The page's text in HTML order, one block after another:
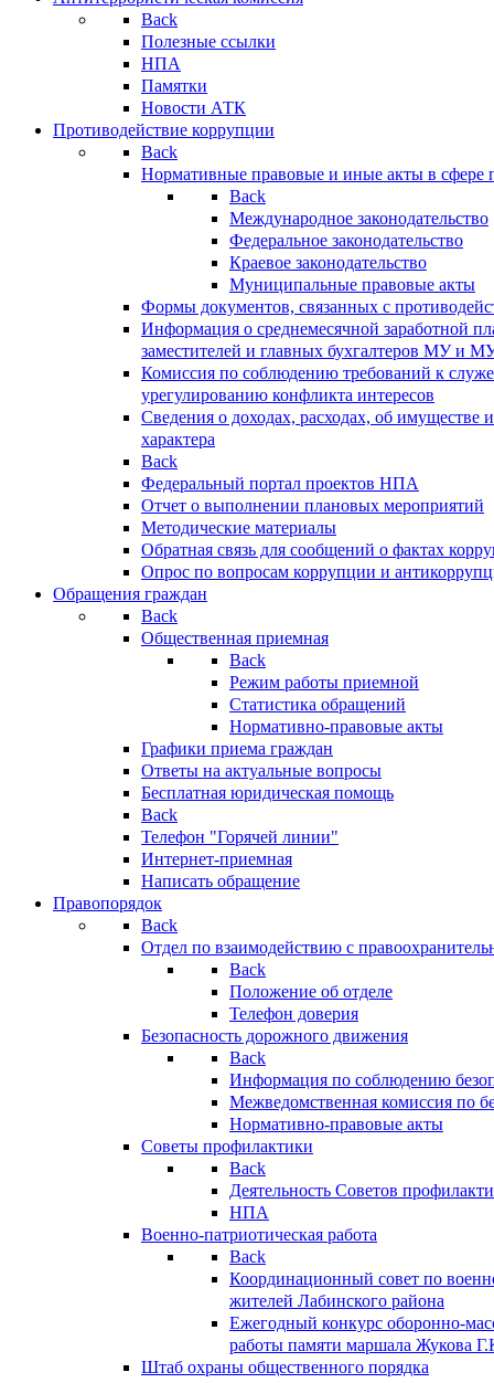
Back
Полезные ссылки
НПА
Памятки
Новости АТК
Противодействие коррупции
Back
Нормативные правовые и иные акты в сфере
Back
Международное законодательство
Федеральное законодательство
Краевое законодательство
Муниципальные правовые акты
Формы документов, связанных с
Информация о среднемесячной заработной
заместителей и главных бухгалтеров МУ и
Комиссия по соблюдению требований к
урегулированию конфликта интересов
Сведения о доходах, расходах, об имуществе
характера
Back
Федеральный портал проектов НПА
Отчет о выполнении плановых мероприятий
Методические материалы
Обратная связь для сообщений о фактах
Опрос по вопросам коррупции и
Обращения граждан
Back
Общественная приемная
Back
Режим работы приемной
Статистика обращений
Нормативно-правовые акты
Графики приема граждан
Ответы на актуальные вопросы
Бесплатная юридическая помощь
Back
Телефон "Горячей линии"
Интернет-приемная
Написать обращение
Правопорядок
Back
Отдел по взаимодействию с
Back
Положение об отделе
Телефон доверия
Безопасность дорожного движения
Back
Информация по соблюдению
Межведомственная комиссия по
Нормативно-правовые акты
Советы профилактики
Back
Деятельность Советов
НПА
Военно-патриотическая работа
Back
Координационный совет по
жителей Лабинского района
Ежегодный конкурс оборонно-
работы памяти маршала Жукова
Штаб охраны общественного порядка